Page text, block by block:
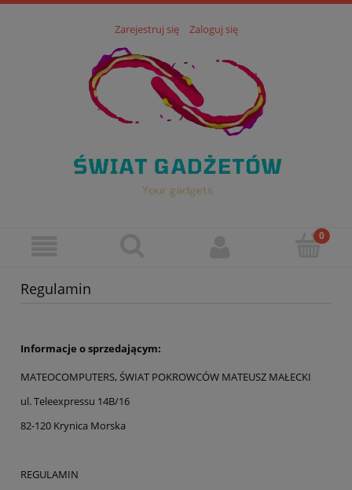
Zarejestruj się Zaloguj się
Regulamin
Informacje o sprzedającym:
MATEOCOMPUTERS, ŚWIAT POKROWCÓW MATEUSZ MAŁECKI
ul. Teleexpressu 14B/16
82-120 Krynica Morska
REGULAMIN